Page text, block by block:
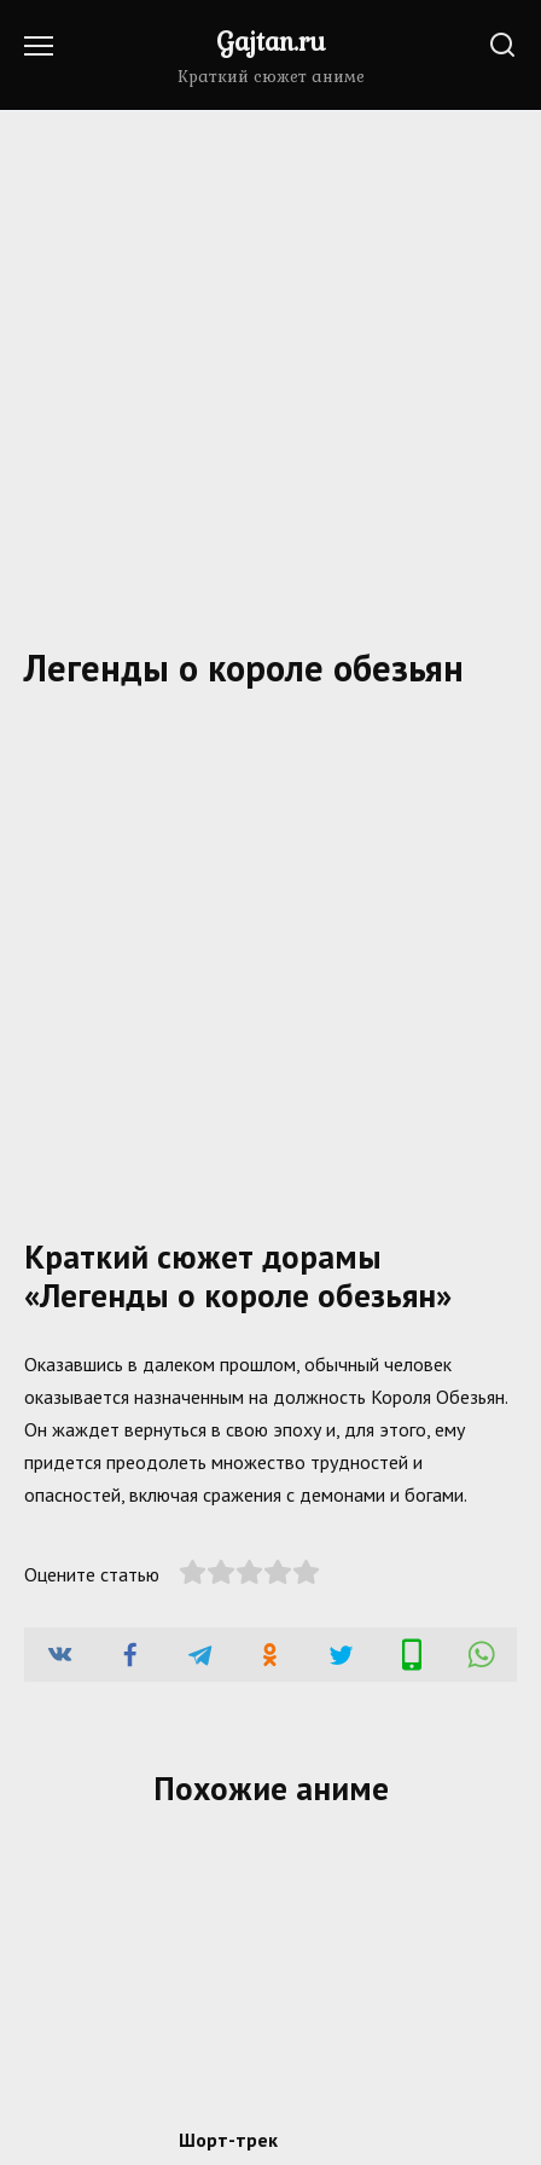
Gajtan.ru
Краткий сюжет аниме
Легенды о короле обезьян
Краткий сюжет дорамы
«Легенды о короле обезьян»
Оказавшись в далеком прошлом, обычный человек
оказывается назначенным на должность Короля Обезьян.
Он жаждет вернуться в свою эпоху и, для этого, ему
придется преодолеть множество трудностей и
опасностей, включая сражения с демонами и богами.
Оцените статью
Похожие аниме
Шорт-трек